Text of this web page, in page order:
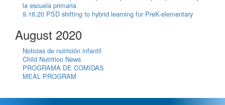
la escuela primaria
9.16.20 PSD shifting to hybrid learning for PreK-elementary
August 2020
Noticias de nutrición infantil
Child Nutrition News
PROGRAMA DE COMIDAS
MEAL PROGRAM